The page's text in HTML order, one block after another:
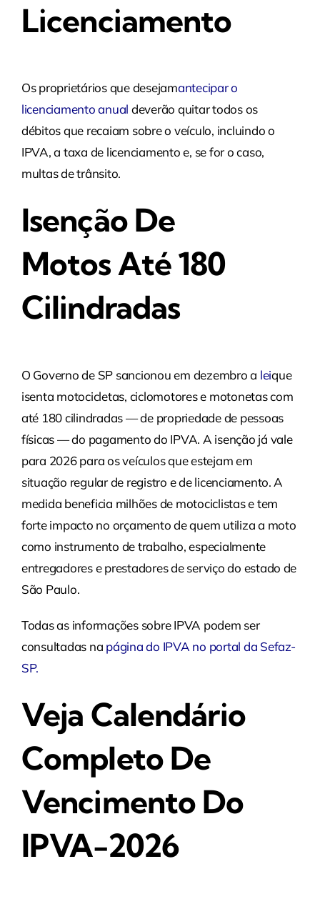
Licenciamento
Os proprietários que desejamantecipar o
licenciamento anual deverão quitar todos os
débitos que recaiam sobre o veículo, incluindo o
IPVA, a taxa de licenciamento e, se for o caso,
multas de trânsito.
Isenção De
Motos Até 180
Cilindradas
O Governo de SP sancionou em dezembro a leique
isenta motocicletas, ciclomotores e motonetas com
até 180 cilindradas — de propriedade de pessoas
físicas — do pagamento do IPVA. A isenção já vale
para 2026 para os veículos que estejam em
situação regular de registro e de licenciamento. A
medida beneficia milhões de motociclistas e tem
forte impacto no orçamento de quem utiliza a moto
como instrumento de trabalho, especialmente
entregadores e prestadores de serviço do estado de
São Paulo.
Todas as informações sobre IPVA podem ser
consultadas na página do IPVA no portal da Sefaz-
SP.
Veja Calendário
Completo De
Vencimento Do
IPVA-2026